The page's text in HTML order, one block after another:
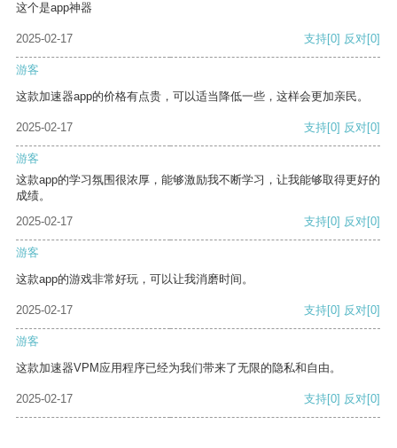
这个是app神器
2025-02-17 支持[0] 反对[0]
游客
这款加速器app的价格有点贵，可以适当降低一些，这样会更加亲民。
2025-02-17 支持[0] 反对[0]
游客
这款app的学习氛围很浓厚，能够激励我不断学习，让我能够取得更好的
成绩。
2025-02-17
支持[0] 反对[0]
游客
这款app的游戏非常好玩，可以让我消磨时间。
2025-02-17 支持[0] 反对[0]
游客
这款加速器VPM应用程序已经为我们带来了无限的隐私和自由。
2025-02-17 支持[0] 反对[0]